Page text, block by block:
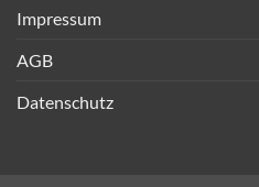
Impressum
AGB
Datenschutz